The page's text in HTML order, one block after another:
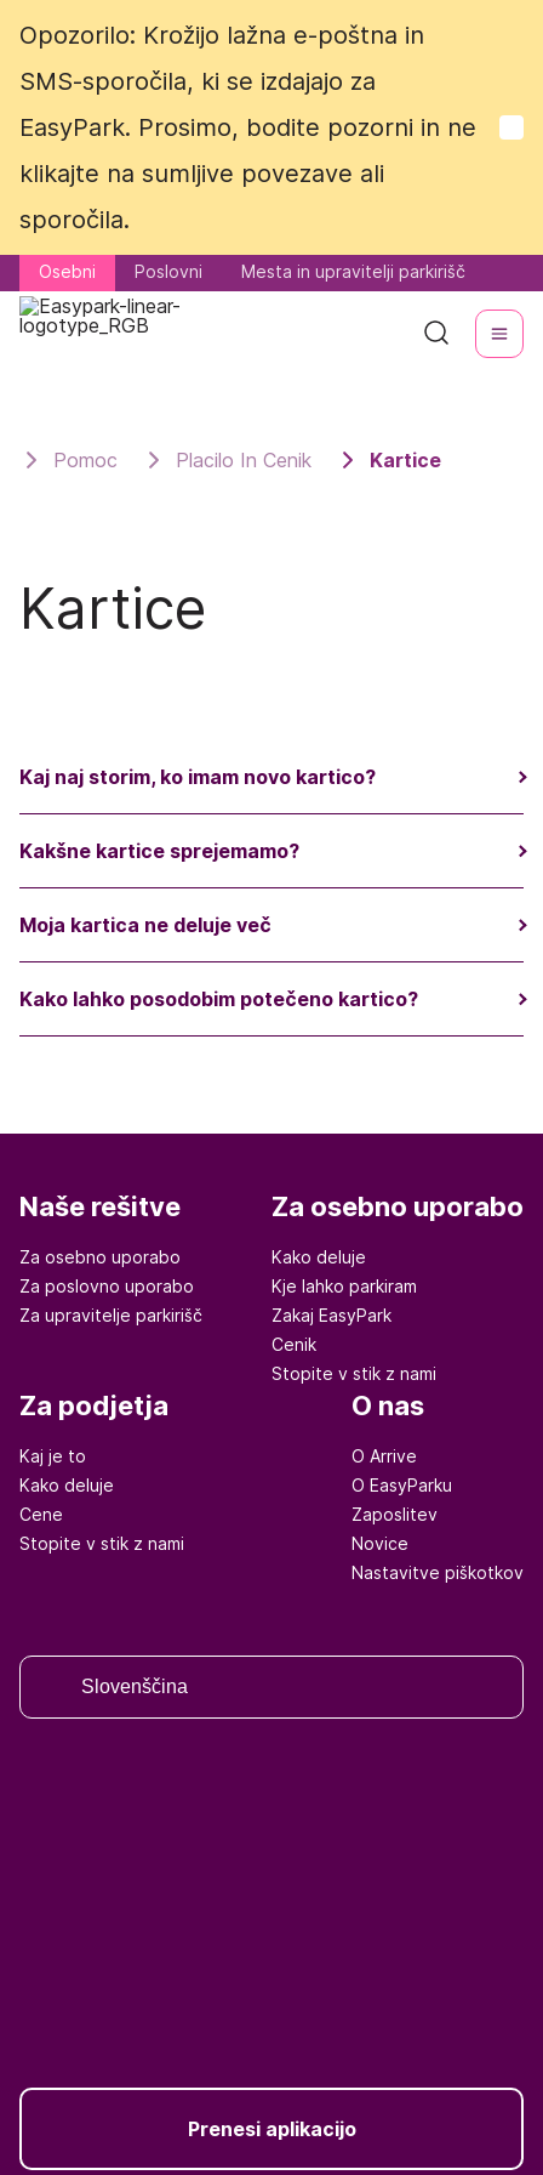
Opozorilo: Krožijo lažna e-poštna in
SMS-sporočila, ki se izdajajo za
EasyPark. Prosimo, bodite pozorni in ne
klikajte na sumljive povezave ali
sporočila.
Osebni Poslovni Mesta in upravitelji parkirišč
Opozorilo: Krožijo lažna e-poštna in
SMS-sporočila, ki se izdajajo za
EasyPark. Prosimo, bodite pozorni in ne
klikajte na sumljive povezave ali
sporočila.
Osebni Poslovni Mesta in upravitelji parkirišč
Pomoc Placilo In Cenik Kartice
Kartice
Kaj naj storim, ko imam novo kartico?
Kakšne kartice sprejemamo?
Moja kartica ne deluje več
Kako lahko posodobim potečeno kartico?
Naše rešitve
Za osebno uporabo
Za poslovno uporabo
Za upravitelje parkirišč
Za osebno uporabo
Kako deluje
Kje lahko parkiram
Zakaj EasyPark
Cenik
Stopite v stik z nami
Za podjetja
Kaj je to
Kako deluje
Cene
Stopite v stik z nami
O nas
O Arrive
O EasyParku
Zaposlitev
Novice
Nastavitve piškotkov
Slovenščina
Prenesi aplikacijo